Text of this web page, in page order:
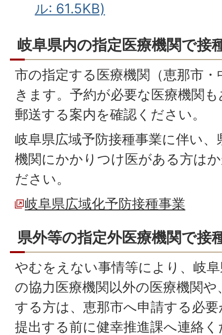
ル: 61.5KB)
岐阜県内の指定医療機関で接
市の指定する医療機関（恵那市
きます。予約が必要な医療機関
郵送する案内を確認ください。
岐阜県広域予防接種事業に伴い
機関にかかりつけ医がある方は
ださい。
岐阜県広域化予防接種事業
県外等の指定外医療機関で接
やむをえない事情等により、岐
の協力医療機関以外の医療機関
する方は、恵那市へ申請する必
提出する前に健幸推進課へ連絡